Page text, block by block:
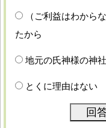
（ご利益はわから
たから
地元の氏神様の神
とくに理由はない